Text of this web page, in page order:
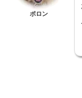
ポロン